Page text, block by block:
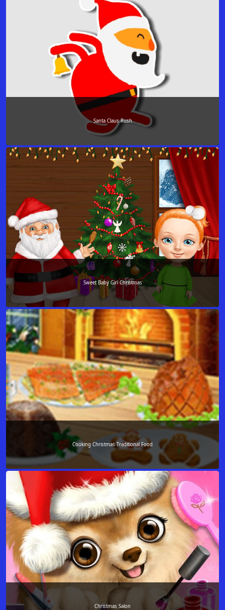
Santa Claus Rush
Sweet Baby Girl Christmas
Cooking Christmas Traditional Food
Christmas Salon